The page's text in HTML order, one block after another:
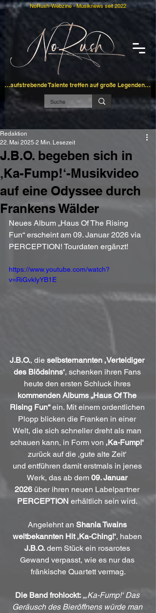
…aufstrebende Talente treffen auf große Legenden…
NoRush-Webzine - Musiknews seit 2022
J.B.O. begeben sich in
‚Ka-Fump!‘-Musikvideo
auf eine Odyssee durch
Frankens Wälder
Redaktion
22. Mai 2025 2 Min. Lesezeit
Neues Album „Haus Of The Rising
Fun“ erscheint am 09. Januar 2026 via
PERCEPTION! Tourdaten ergänzt!
https://www.youtube.com/watch?
v=RiGvklyYB1E
J.B.O., die selbsternannten ‚Verteidiger
des Blödsinns‘, schenken ihren Fans
heute den ersten Schluck ihres
kommenden Albums „Haus Of The
Rising Fun“ ein. Mit einem ordentlichen
Plopp blicken die Franken in einer
Welt, die sich schneller dreht als man
schauen kann, in Form von ‚Ka-Fump!‘
zurück auf die ‚gute alte Zeit‘
und entführen damit erstmals in jenes
Werk, das ab dem 09. Januar
2026 über ihren neuen Labelpartner
PERCEPTION erhältlich sein wird.
Angelehnt an Shania Twains
weltbekannten Hit ‚Ka-Ching!‘, haben
J.B.O. dem Stück ein rosarotes
Gewand verpasst, wie es nur das
fränkische Quartett vermag.
Die Band frohlockt: „‚Ka-Fump!‘ Das
Geräusch des Bieröffnens würde man